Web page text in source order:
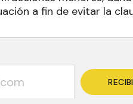
a fin de evitar la